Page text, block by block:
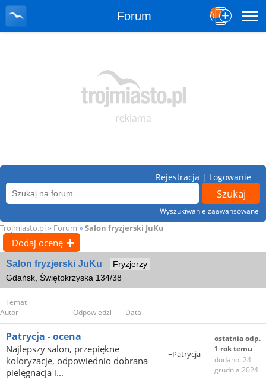
Forum
Wyszukiwanie zaawansowane
Rejestracja | Logowanie
Trojmiasto.pl » Forum » Salon fryzjerski JuKu
Dodaj ocenę
Salon fryzjerski JuKu
Fryzjerzy
Gdańsk, Świętokrzyska 134/38
Temat
Autor
Odpowiedzi Data
Patrycja - ocena
Najlepszy salon, przepiękne
koloryzacje, odpowiednio dobrana
pielęgnacja i...
~Patrycja
ostatnia odp.
1 rok temu
dodano: 24
grudnia 2024